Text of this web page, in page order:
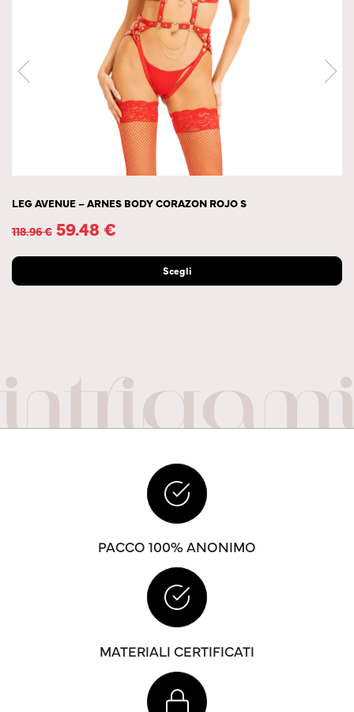
LEG AVENUE – ARNES BODY CORAZON ROJO S
118.96€ 59.48 €
Scegli
PACCO 100% ANONIMO
MATERIALI CERTIFICATI